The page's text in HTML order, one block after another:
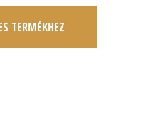
TERMÉKHEZ